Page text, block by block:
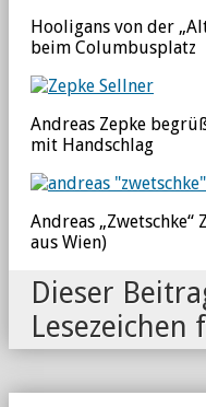
Hooligans von der
beim Columbusplatz
Andreas Zepke
mit Handschlag
Andreas „Zwetschke“
aus Wien)
Dieser
Lesezeichen